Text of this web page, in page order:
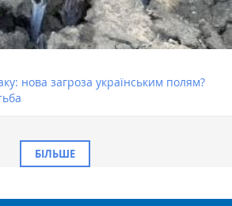
нова загроза українським полям?
БІЛЬШЕ